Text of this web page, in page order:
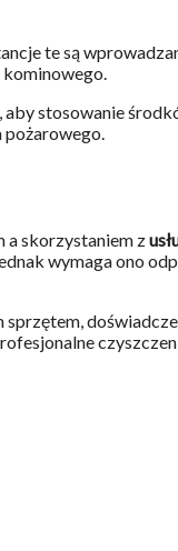
te są
kominowego.
stosowanie
pożarowego.
a skorzystaniem z
wymaga ono